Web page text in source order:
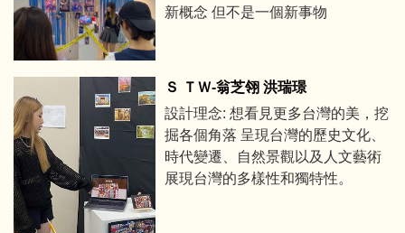
新概念 但不是一個新事物
Ｓ ＴＷ-翁芝翎 洪瑞璟
設計理念: 想看見更多台灣的美，挖
掘各個角落 呈現台灣的歷史文化、
時代變遷、自然景觀以及人文藝術
展現台灣的多樣性和獨特性。